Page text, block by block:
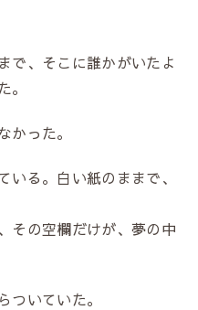
で、そこに誰かがいたよ
った。
る。白い紙のままで、
その空欄だけが、夢の中
いていた。